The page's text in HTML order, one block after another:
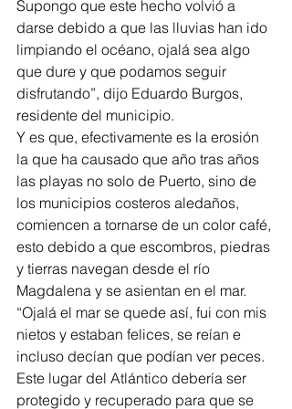
Supongo que este hecho volvió a
darse debido a que las lluvias han ido
limpiando el océano, ojalá sea algo
que dure y que podamos seguir
disfrutando”, dijo Eduardo Burgos,
residente del municipio.
Y es que, efectivamente es la erosión
la que ha causado que año tras años
las playas no solo de Puerto, sino de
los municipios costeros aledaños,
comiencen a tornarse de un color café,
esto debido a que escombros, piedras
y tierras navegan desde el río
Magdalena y se asientan en el mar.
“Ojalá el mar se quede así, fui con mis
nietos y estaban felices, se reían e
incluso decían que podían ver peces.
Este lugar del Atlántico debería ser
protegido y recuperado para que se